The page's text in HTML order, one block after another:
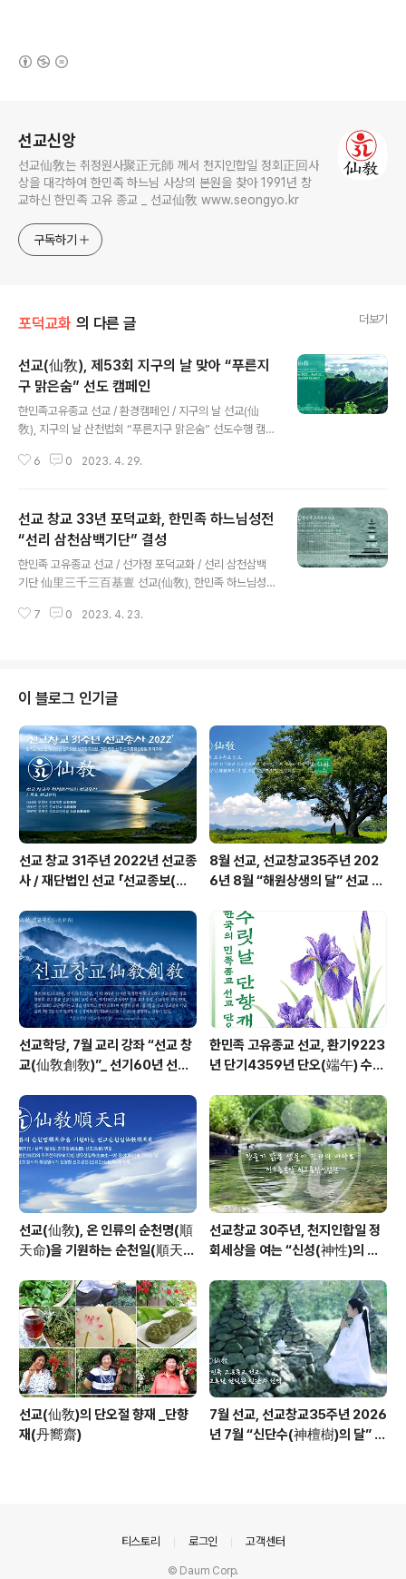
선교신앙
선교仙敎는 취정원사聚正元師 께서 천지인합일 정회正回사
상을 대각하여 한민족 하느님 사상의 본원을 찾아 1991년 창
교하신 한민족 고유 종교 _ 선교仙敎 www.seongyo.kr
구독하기
포덕교화 의 다른 글 더보기
선교(仙敎), 제53회 지구의 날 맞아 “푸른지
구 맑은숨” 선도 캠페인
한민족고유종교 선교 / 환경캠페인 / 지구의 날 선교(仙
敎), 지구의 날 산천법회 “푸른지구 맑은숨” 선도수행 캠페
지구의 신성회복 기원”2023.4.22 제53회 지구의 날 /
의 날(Earth Day)’을 맞아 선교총림 선림원(仙林院) 주관
으로 선교 교조 박광의(朴光義) 취정원사(聚正元師)님의
선교 창교 33년을 기리는 신성회복대법회(神性回復大
法會)와 함께 산천법회(山川法會)를 개최하여 한민족 고
유의 선도 수행(仙道修行)으로 ‘푸른별 지구의 신성회
복’을 실현하는 ‘푸른지구 맑은숨(Green Earth, Clean B
6 0 2023. 4. 29.
선교 창교 33년 포덕교화, 한민족 하느님성전
“선리 삼천삼백기단” 결성
한민족 고유종교 선교 / 선가정 포덕교화 / 선리 삼천삼백
기단 仙里三千三百基亶 선교(仙敎), 한민족 하느님성
교 33년 포덕교화 한민족 환인성전 선리 삼천삼백기단 단
회사상(天地人合一正回思想)을 대각하시어, 한민족 하
느님 사상의 본원을 찾아 “선(仙)”의 “교(敎)”를 세우신 1
991년 선교 창교 이래, 매년 창교절 행사로 신성회복대법
회를 개최하여 선교 창교주 취정원사님의 선교창교의 교화
를 기리어 왔습니다. ​2023년 선교창교 33년 신성회복대
법회는 선교(仙敎)의 우주관(宇宙觀)인 33천(三十三
天)..
7 0 2023. 4. 23.
이 블로그 인기글
선교 창교 31주년 2022년 선교종
사 / 재단법인 선교 「선교종보(仙
8월 선교, 선교창교35주년 202
6년 8월 “해원상생의 달” 선교 법
선교학당, 7월 교리 강좌 “선교 창
교(仙敎創敎)”_ 선기60년 선교
한민족 고유종교 선교, 환기9223
년 단기4359년 단오(端午) 수릿
사님 신성교화법문
선교(仙敎), 온 인류의 순천명(順
天命)을 기원하는 순천일(順天
정반포
선교창교 30주년, 천지인합일 정
회세상을 여는 “신성(神性)의 물
“신성회복과 청정수행” 교유를 생
각하며
선교(仙敎)의 단오절 향재 _단향
재(丹嚮齋)
7월 선교, 선교창교35주년 2026
년 7월 “신단수(神檀樹)의 달” 선
티스토리 로그인 고객센터
© Daum Corp.